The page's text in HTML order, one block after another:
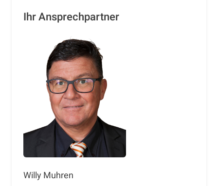
Ihr Ansprechpartner
Willy Muhren